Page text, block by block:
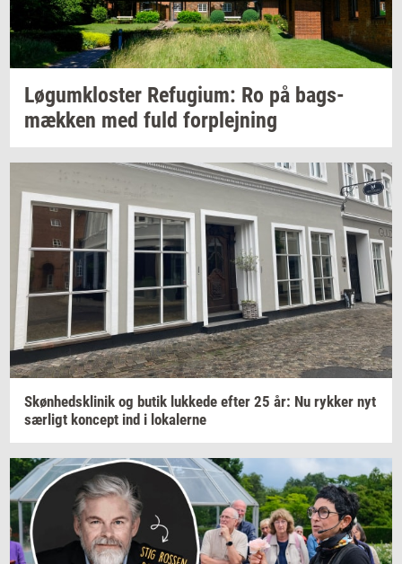
Løgum­klo­ster Re­fu­gi­um: Ro på bags­
mæk­ken med fuld for­plej­ning
Skøn­heds­kli­nik og butik luk­ke­de efter 25 år: Nu ryk­ker nyt
sær­ligt kon­cept ind i lo­ka­ler­ne